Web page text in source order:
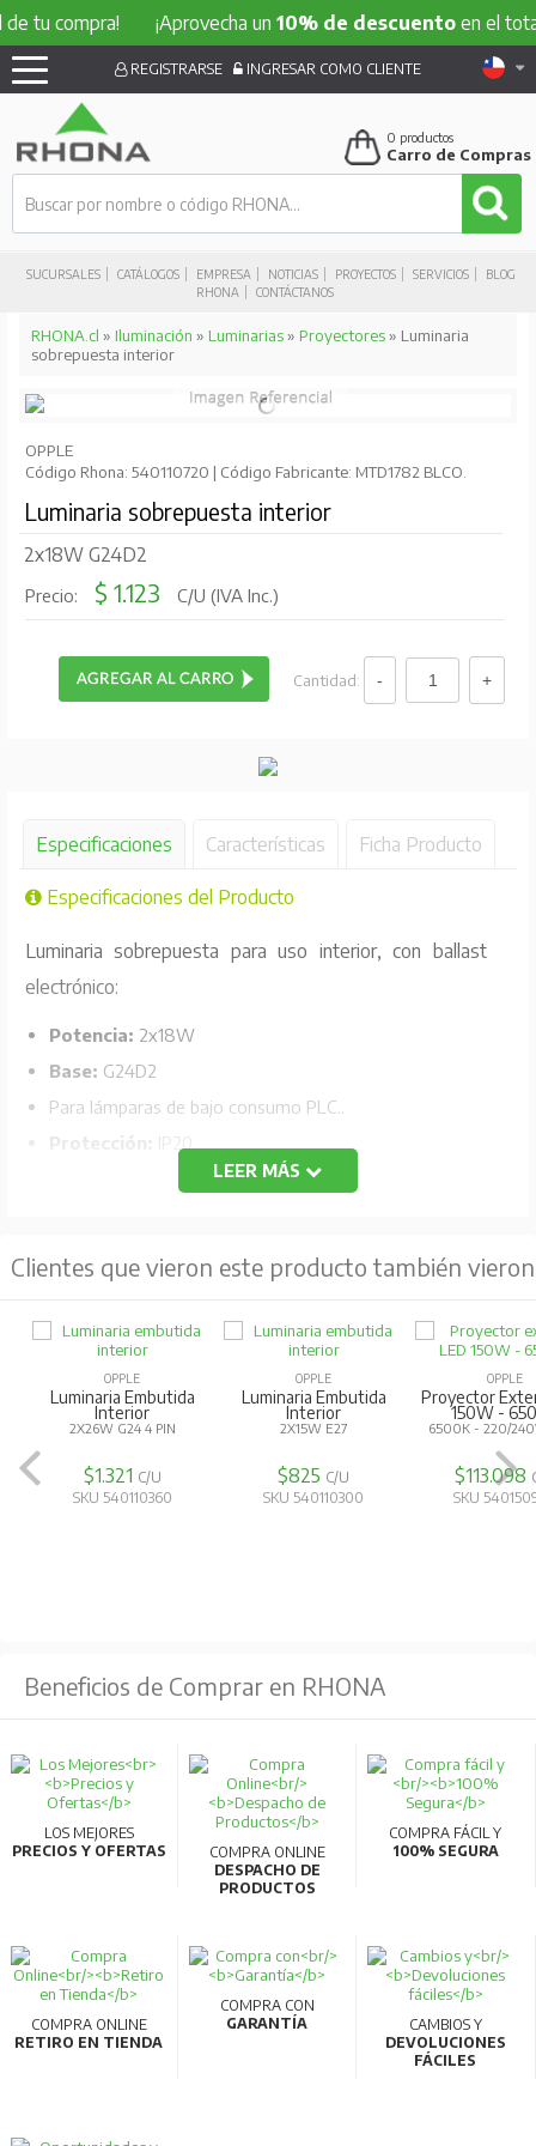
¡Aprovecha un10% de descuentoen el total de
SUCURSALES CATÁLOGOS EMPRESA NOTICIAS PROYECTOS SERVICIOS
BLOG
RHONA
CONTÁCTANOS
REGISTRARSE INGRESAR COMO CLIENTE
0 productos
Carro de Compras
RHONA.cl » Iluminación » Luminarias» Proyectores» Luminaria
sobrepuesta interior
OPPLE
Código Rhona: 540110720 | Código Fabricante: MTD1782 BLCO.
Luminaria sobrepuesta interior
2x18W G24D2
Precio: $ 1.123 C/U (IVA Inc.)
Cantidad:
Especificaciones Características Ficha Producto
Especificaciones del Producto
Luminaria sobrepuesta para uso interior, con ballast
electrónico:
Potencia: 2x18W
Base: G24D2
Para lámparas de bajo consumo PLC..
Protección: IP20
220V 50Hz
Dimensiones:
Diámetro 230 mm, altura 125 mm.
LEER MÁS
Clientes que vieron este producto también vieron
OPPLE
Luminaria Embutida
Interior
2X26W G24 4 PIN
$1.321 C/U
SKU 540110360
OPPLE
Luminaria Embutida
Interior
2X15W E27
$825 C/U
SKU 540110300
OPPLE
Proyector
150W -
6500K - 220/
$113.098
SKU
Beneficios de Comprar en RHONA
LOS MEJORES
PRECIOS Y OFERTAS
COMPRA ONLINE
DESPACHO DE
PRODUCTOS
COMPRA FÁCIL Y
100% SEGURA
COMPRA ONLINE
RETIRO EN TIENDA
COMPRA CON
GARANTÍA
CAMBIOS Y
DEVOLUCIONES
FÁCILES